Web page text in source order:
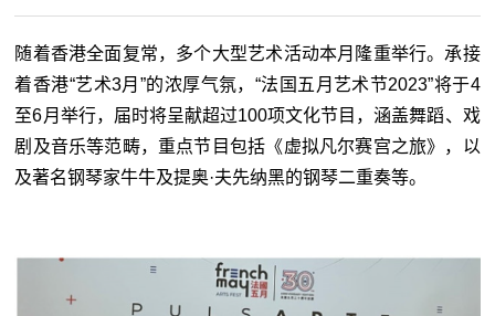
随着香港全面复常，多个大型艺术活动本月隆重举行。承接
着香港“艺术3月 ”的浓厚气氛， “法国五月艺术节2023”将于4
至6月举行，届时将呈献超过100项文化节目，涵盖舞蹈、戏
剧及音乐等范畴，重点节目包括《虚拟凡尔赛宫之旅》，以
及著名钢琴家牛牛及提奥·夫先纳黑的钢琴二重奏等。